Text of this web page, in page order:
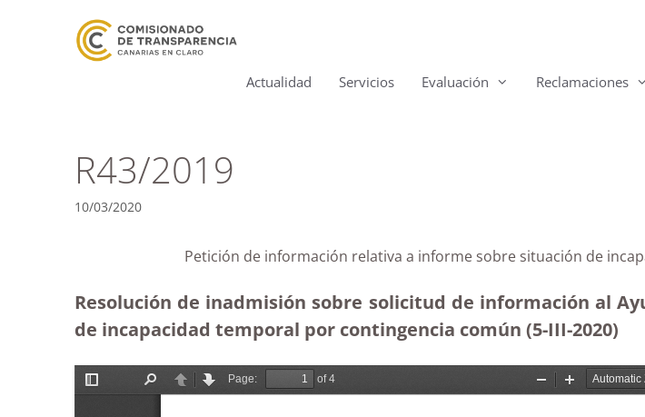
Actualidad Servicios Evaluación Reclamaciones
R43/2019
10/03/2020
Petición de información relativa a informe sobre situación de
Resolución de inadmisión sobre solicitud de información al
de incapacidad temporal por contingencia común (5-III-2020)